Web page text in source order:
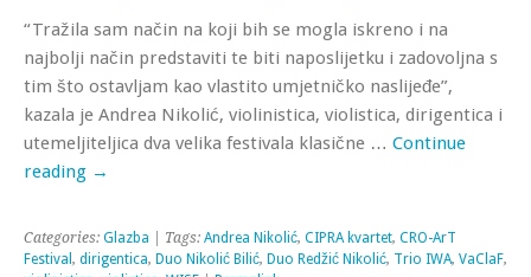
“Tražila sam način na koji bih se mogla iskreno i na
najbolji način predstaviti te biti naposlijetku i zadovoljna s
tim što ostavljam kao vlastito umjetničko naslijeđe”,
kazala je Andrea Nikolić, violinistica, violistica, dirigentica i
utemeljiteljica dva velika festivala klasične … Continue
reading →
Categories: Glazba | Tags: Andrea Nikolić, CIPRA kvartet, CRO-ArT
Festival , dirigentica, Duo Nikolić Bilić, Duo Redžić Nikolić, Trio IWA, VaClaF,